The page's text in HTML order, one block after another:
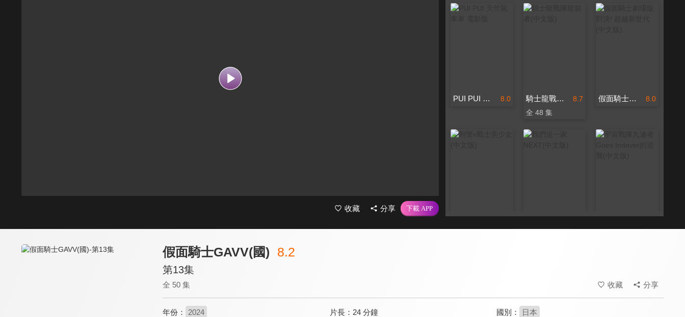
收藏 分享
8.0
PUI PUI 天竺鼠車車 電影版 8.7
騎士龍戰隊龍裝者(中文版)
全 48 集
8.0
假面騎士劇場版 對決! 超越新世代(中文版)
假面騎士GAVV(國) 8.2
第13集
全 50 集 收藏 分享
年份： 2024 片長： 24 分鐘 國別： 日本